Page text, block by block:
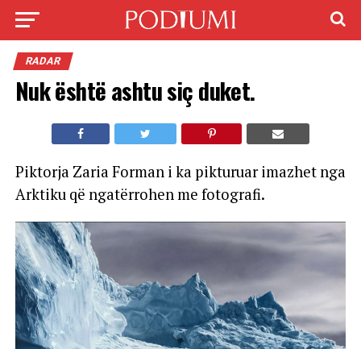
RADAR
Nuk është ashtu siç duket.
Piktorja Zaria Forman i ka pikturuar imazhet nga
Arktiku që ngatërrohen me fotografi.